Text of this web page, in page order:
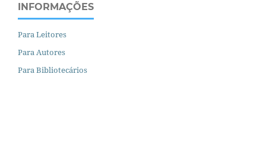
INFORMAÇÕES
Para Leitores
Para Autores
Para Bibliotecários